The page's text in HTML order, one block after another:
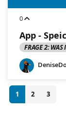
0
App -
FRAGE 2: WAS
1 2 3